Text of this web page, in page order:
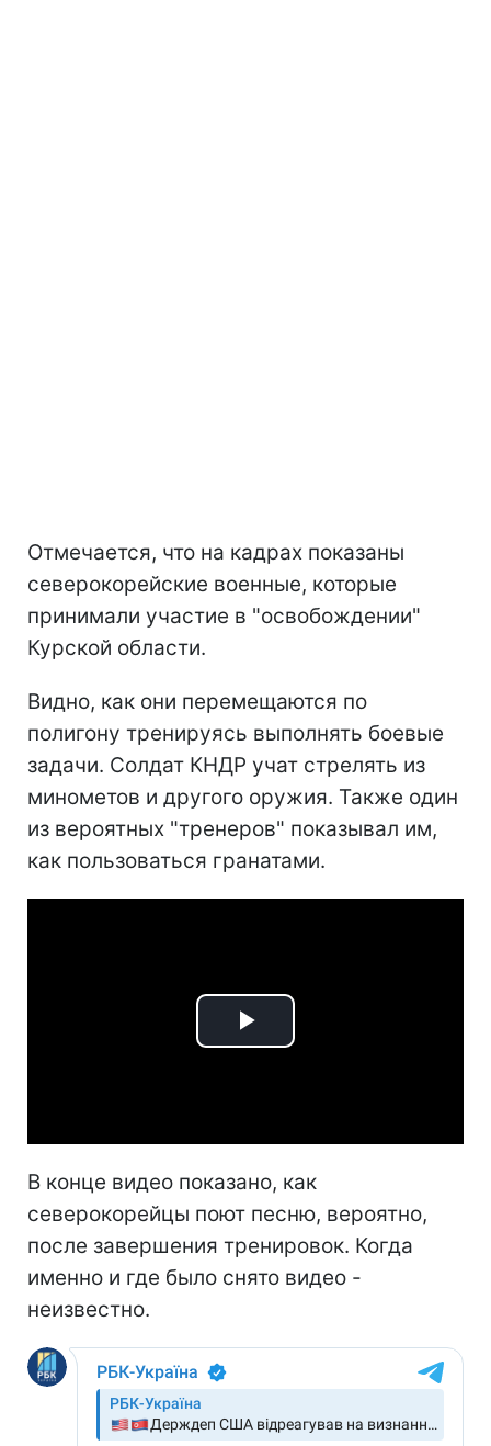
Отмечается, что на кадрах показаны
северокорейские военные, которые
принимали участие в "освобождении"
Курской области.
Видно, как они перемещаются по
полигону тренируясь выполнять боевые
задачи. Солдат КНДР учат стрелять из
минометов и другого оружия. Также один
из вероятных "тренеров" показывал им,
как пользоваться гранатами.
Play
В конце видео показано, как
северокорейцы поют песню, вероятно,
после завершения тренировок. Когда
именно и где было снято видео -
неизвестно.